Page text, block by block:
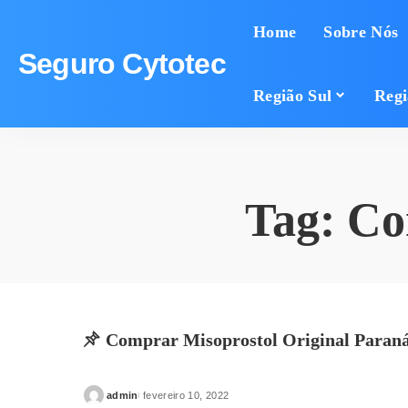
Seguro Cytotec
Home Sobre Nós
Região Sul
Tag:
Comprar Misoprostol Original
Posted
admin fevereiro 10, 2022